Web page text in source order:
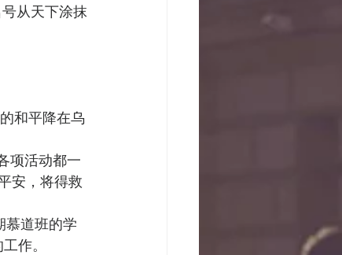
从天下涂抹
和平降在乌
项活动都一
安，将得救
慕道班的学
作。